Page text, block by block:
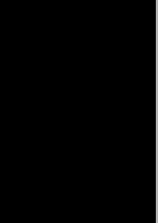
por
de Quickfellow